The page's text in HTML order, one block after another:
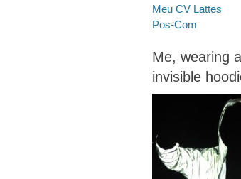
Meu CV Lattes
Pos-Com
Me, wearing
invisible